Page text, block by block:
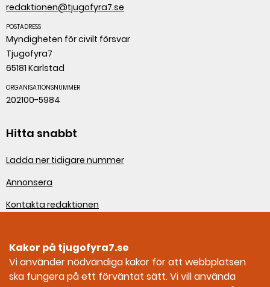
redaktionen@tjugofyra7.se
POSTADRESS
Myndigheten för civilt försvar
Tjugofyra7
65181 Karlstad
ORGANISATIONSNUMMER
202100-5984
Hitta snabbt
Ladda ner tidigare nummer
Annonsera
Kontakta redaktionen
Sociala medier
Kakor på tjugofyra7.se
Vi använder nödvändiga kakor för att webbplatsen
ska fungera på ett förväntat sätt. Vi vill använda